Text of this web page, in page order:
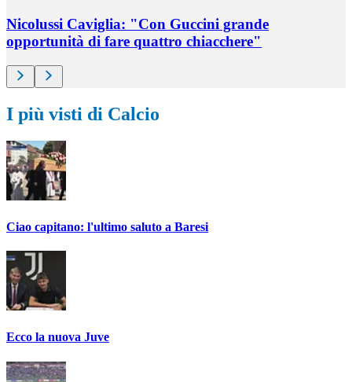
Nicolussi Caviglia: "Con Guccini grande
opportunità di fare quattro chiacchere"
I più visti di Calcio
Ciao capitano: l'ultimo saluto a Baresi
Ecco la nuova Juve